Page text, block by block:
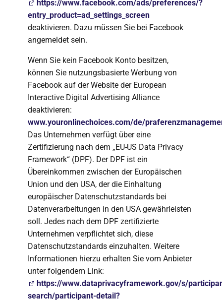
https://www.facebook.com/ads/preferences/?
entry_product=ad_settings_screen
deaktivieren. Dazu müssen Sie bei Facebook
angemeldet sein.
Wenn Sie kein Facebook Konto besitzen,
können Sie nutzungsbasierte Werbung von
Facebook auf der Website der European
Interactive Digital Advertising Alliance
deaktivieren:
www.youronlinechoices.com/de/
Das Unternehmen verfügt über eine
Zertifizierung nach dem „EU-US Data Privacy
Framework“ (DPF). Der DPF ist ein
Übereinkommen zwischen der Europäischen
Union und den USA, der die Einhaltung
europäischer Datenschutzstandards bei
Datenverarbeitungen in den USA gewährleisten
soll. Jedes nach dem DPF zertifizierte
Unternehmen verpflichtet sich, diese
Datenschutzstandards einzuhalten. Weitere
Informationen hierzu erhalten Sie vom Anbieter
unter folgendem Link:
https://www.dataprivacyframework.gov/s/
search/participant-detail?